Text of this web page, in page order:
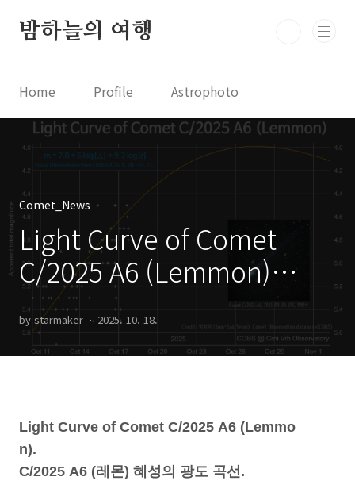
밤하늘의 여행
Home Profile Astrophoto
Astro News Astro Video
Astrophotography
Comet_News
Light Curve of Comet
C/2025 A6 (Lemmon)
C/2025 A6 (레몬) 혜성의 광
도 곡선
by starmaker 2025. 10. 18.
Light Curve of Comet C/2025 A6 (Lemmo
n).
C/2025 A6 (레몬) 혜성의 광도 곡선.